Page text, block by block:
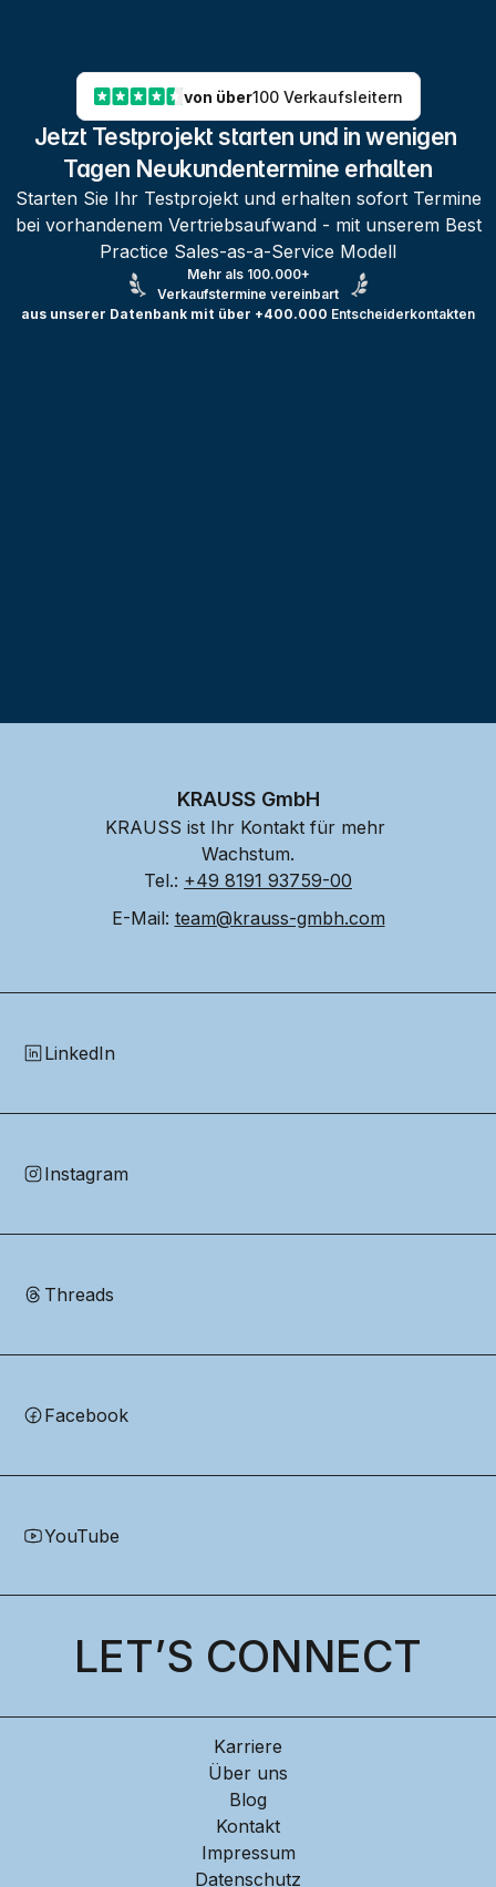
von über100 Verkaufsleitern
Jetzt Testprojekt starten und in wenigen
Tagen Neukundentermine erhalten
Starten Sie Ihr Testprojekt und erhalten sofort Termine
bei vorhandenem Vertriebsaufwand - mit unserem Best
Practice Sales-as-a-Service Modell
Mehr als 100.000+
Verkaufstermine vereinbart
aus unserer Datenbank mit über +400.000 Entscheiderkontakten
KRAUSS GmbH
KRAUSS ist Ihr Kontakt für mehr
Wachstum.
Tel.: +49 8191 93759-00
E-Mail: team@krauss-gmbh.com
LinkedIn
Instagram
Threads
Facebook
YouTube
LET’S CONNECT
Karriere
Über uns
Blog
Kontakt
Impressum
Datenschutz